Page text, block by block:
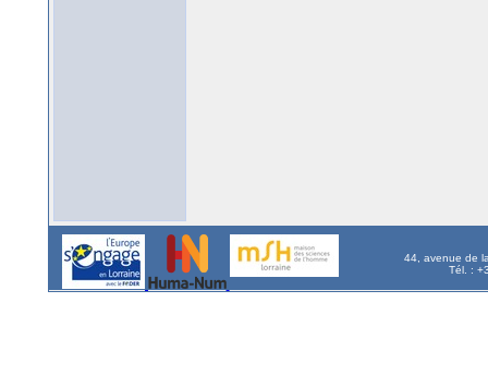
44, avenue de
Tél. :